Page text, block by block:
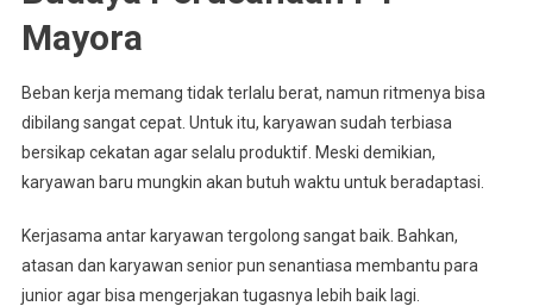
Mayora
Beban kerja memang tidak terlalu berat, namun ritmenya bisa
dibilang sangat cepat. Untuk itu, karyawan sudah terbiasa
bersikap cekatan agar selalu produktif. Meski demikian,
karyawan baru mungkin akan butuh waktu untuk beradaptasi.
Kerjasama antar karyawan tergolong sangat baik. Bahkan,
atasan dan karyawan senior pun senantiasa membantu para
junior agar bisa mengerjakan tugasnya lebih baik lagi.